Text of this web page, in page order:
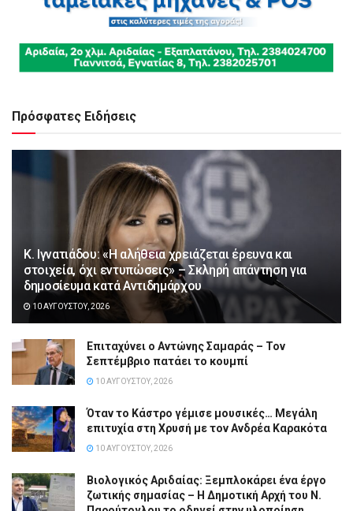
Πρόσφατες Ειδήσεις
Κ. Ιγνατιάδου: «Η αλήθεια χρειάζεται έρευνα και
στοιχεία, όχι εντυπώσεις» – Σκληρή απάντηση για
δημοσίευμα κατά Αντιδημάρχου
10 ΑΥΓΟΎΣΤΟΥ, 2026
Επιταχύνει ο Αντώνης Σαμαράς – Τον
Σεπτέμβριο πατάει το κουμπί
10 ΑΥΓΟΎΣΤΟΥ, 2026
Όταν το Κάστρο γέμισε μουσικές… Μεγάλη
επιτυχία στη Χρυσή με τον Ανδρέα Καρακότα
10 ΑΥΓΟΎΣΤΟΥ, 2026
Βιολογικός Αριδαίας: Ξεμπλοκάρει ένα έργο
ζωτικής σημασίας – Η Δημοτική Αρχή του Ν.